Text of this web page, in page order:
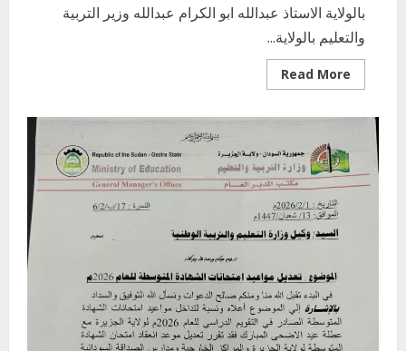
بالولاية الاستاذ عبدالله ابو الكرام عبدالله وزير التربية
والتعليم بالولاية...
Read More
more
التربية
بالولاية
يترأس
اجتماع
المرحلة
المتوسطه
ويناقش
اجراءات
الامتحان